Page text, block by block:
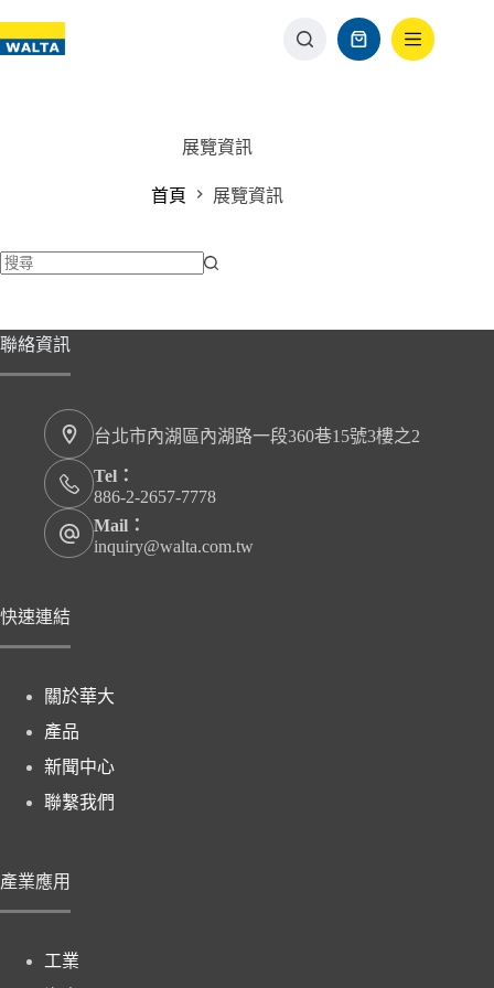
展覽資訊
首頁 展覽資訊
聯絡資訊
台北市內湖區內湖路一段360巷15號3樓之2
Tel：
886-2-2657-7778
Mail：
inquiry@walta.com.tw
快速連結
關於華大
產品
新聞中心
聯繫我們
產業應用
工業